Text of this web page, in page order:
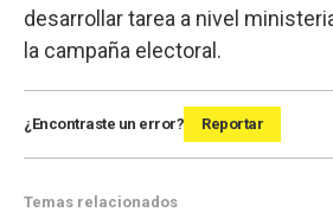
desarrollar tarea a nivel
la campaña electoral.
¿Encontraste un error? Reportar
Temas relacionados